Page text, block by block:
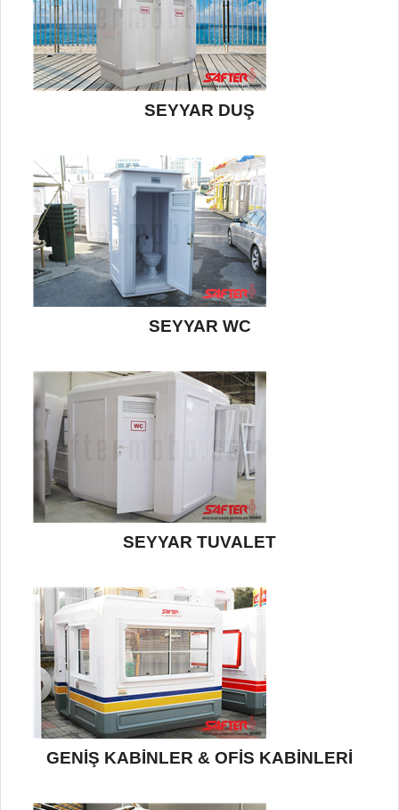
SEYYAR DUŞ
SEYYAR WC
SEYYAR TUVALET
GENİŞ KABİNLER & OFİS KABİNLERİ